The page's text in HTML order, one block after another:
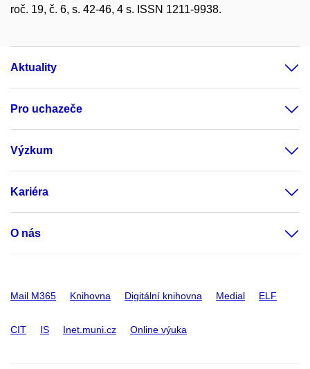
roč. 19, č. 6, s. 42-46, 4 s. ISSN 1211-9938.
Aktuality
Pro uchazeče
Výzkum
Kariéra
O nás
Mail M365 Knihovna Digitální knihovna Medial ELF
CIT IS Inet.muni.cz Online výuka